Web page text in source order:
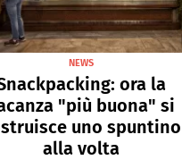
NEWS
ora la
"più buona" si
uno spuntino
alla volta